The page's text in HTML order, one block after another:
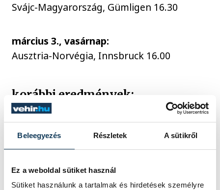
Beleegyezés Részletek A sütikről
Ez a weboldal sütiket használ
Sütiket használunk a tartalmak és hirdetések személyre
Svájc-Magyarország, Gümligen 16.30
március 3., vasárnap:
Ausztria-Norvégia, Innsbruck 16.00
korábbi eredmények:
Magyarország-Norvégia 31-38 (17-19)
Svájc-Ausztria 33-27 (18-11)
Norvégia-Svájc 44-29 (23-18)